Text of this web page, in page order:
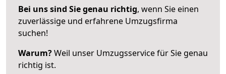
Bei uns sind Sie genau richtig, wenn Sie einen
zuverlässige und erfahrene Umzugsfirma
suchen!
Warum?Weil unser Umzugsservice für Sie genau
richtig ist.